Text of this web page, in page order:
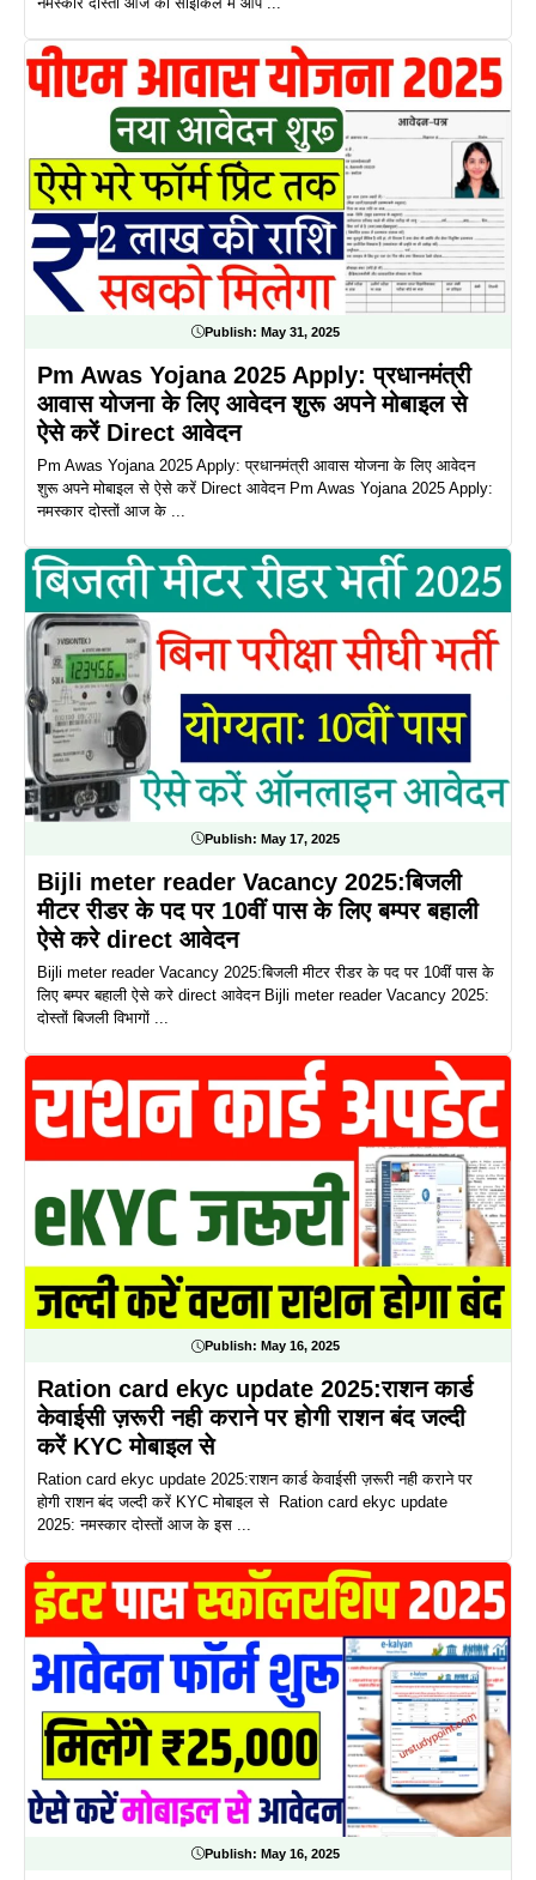
Publish: May 31, 2025
Pm Awas Yojana 2025 Apply: प्रधानमंत्री
आवास योजना के लिए आवेदन शुरू अपने मोबाइल से
ऐसे करें Direct आवेदन
Pm Awas Yojana 2025 Apply: प्रधानमंत्री आवास योजना के लिए आवेदन
शुरू अपने मोबाइल से ऐसे करें Direct आवेदन Pm Awas Yojana 2025 Apply:
नमस्कार दोस्तों आज के ...
Publish: May 17, 2025
Bijli meter reader Vacancy 2025:बिजली
मीटर रीडर के पद पर 10वीं पास के लिए बम्पर बहाली
ऐसे करे direct आवेदन
Bijli meter reader Vacancy 2025:बिजली मीटर रीडर के पद पर 10वीं पास के
लिए बम्पर बहाली ऐसे करे direct आवेदन Bijli meter reader Vacancy 2025:
दोस्तों बिजली विभागों ...
Publish: May 16, 2025
Ration card ekyc update 2025:राशन कार्ड
केवाईसी ज़रूरी नही कराने पर होगी राशन बंद जल्दी
करें KYC मोबाइल से
Ration card ekyc update 2025:राशन कार्ड केवाईसी ज़रूरी नही कराने पर
होगी राशन बंद जल्दी करें KYC मोबाइल से Ration card ekyc update
2025: नमस्कार दोस्तों आज के इस ...
Publish: May 16, 2025